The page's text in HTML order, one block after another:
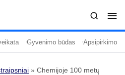
Gyvenimo būdas Apsipirkimo
» Chemijoje 100 metų